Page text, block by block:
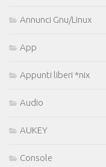
Annunci Gnu/Linux
App
Appunti liberi *nix
Audio
AUKEY
Console